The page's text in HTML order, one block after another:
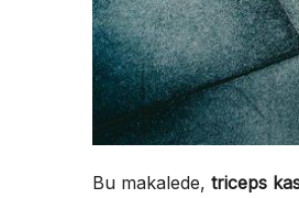
Bu makalede, triceps